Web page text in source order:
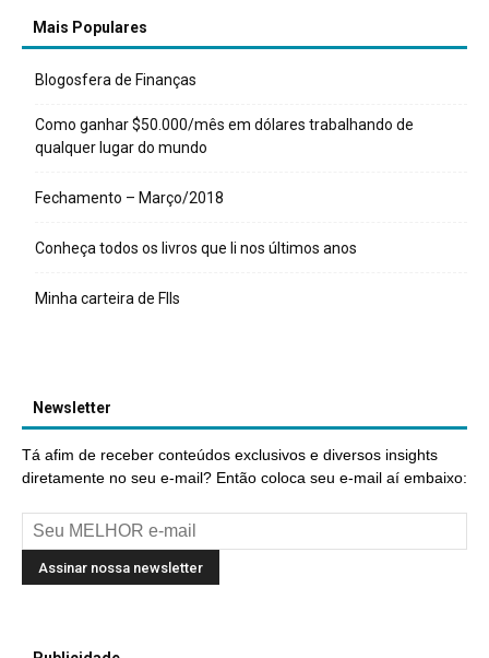
Mais Populares
Blogosfera de Finanças
Como ganhar $50.000/mês em dólares trabalhando de
qualquer lugar do mundo
Fechamento – Março/2018
Conheça todos os livros que li nos últimos anos
Minha carteira de FIIs
Newsletter
Tá afim de receber conteúdos exclusivos e diversos insights
diretamente no seu e-mail? Então coloca seu e-mail aí embaixo: